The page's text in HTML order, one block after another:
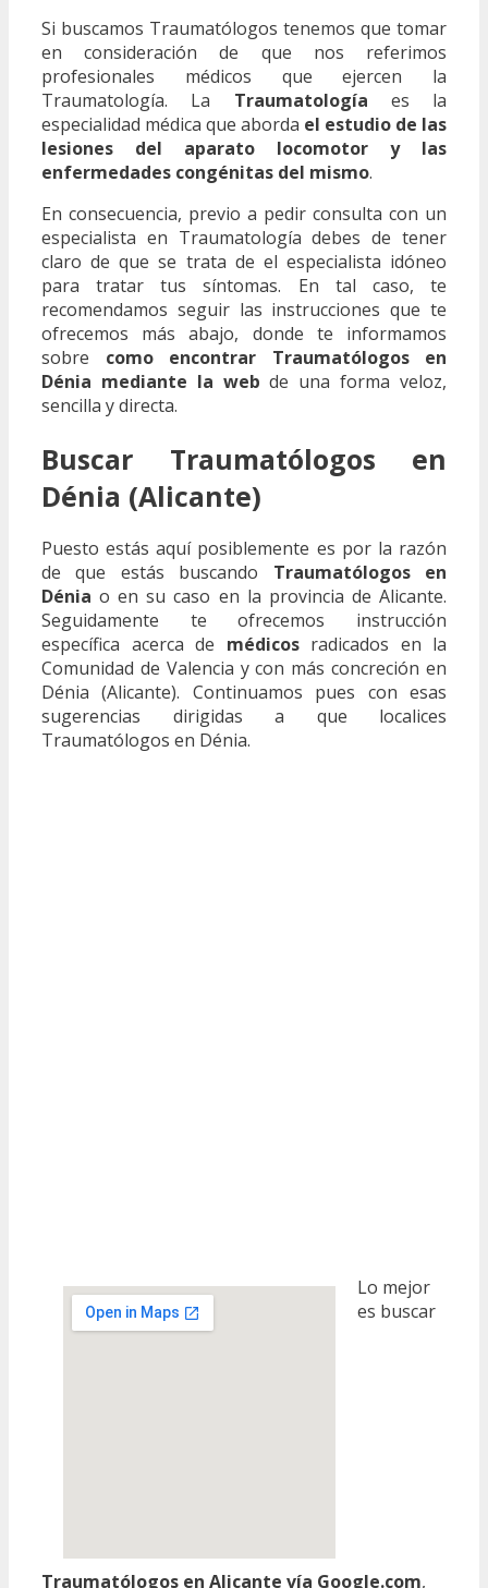
Si buscamos Traumatólogos tenemos que tomar
en consideración de que nos referimos
profesionales médicos que ejercen la
Traumatología. La Traumatología es la
especialidad médica que aborda el estudio de las
lesiones del aparato locomotor y las
enfermedades congénitas del mismo.
En consecuencia, previo a pedir consulta con un
especialista en Traumatología debes de tener
claro de que se trata de el especialista idóneo
para tratar tus síntomas. En tal caso, te
recomendamos seguir las instrucciones que te
ofrecemos más abajo, donde te informamos
sobre como encontrar Traumatólogos en
Dénia mediante la web de una forma veloz,
sencilla y directa.
Buscar Traumatólogos en
Dénia (Alicante)
Puesto estás aquí posiblemente es por la razón
de que estás buscando Traumatólogos en
Dénia o en su caso en la provincia de Alicante.
Seguidamente te ofrecemos instrucción
específica acerca de médicosradicados en la
Comunidad de Valencia y con más concreción en
Dénia (Alicante). Continuamos pues con esas
sugerencias dirigidas a que localices
Traumatólogos en Dénia.
Lo mejor
es buscar
Traumatólogos en Alicante vía Google.com,